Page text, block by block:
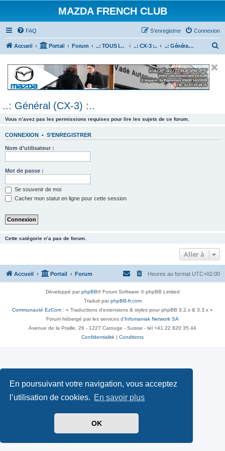
En poursuivant votre navigation, vous acceptez
l’utilisation de cookies. En savoir plus
OK
MAZDA FRENCH CLUB
FAQ Connexion
S’enregistrer
Accueil Portail Forum ..: TOUS les Véhicules MAZDA :.. ..: CX-3 :.. ..: Général (CX-3) :..
e
..: Général (CX-3) :..
Vous n’avez pas les permissions requises pour lire les sujets de ce forum.
CONNEXION • S’ENREGISTRER
Nom d’utilisateur :
Mot de passe :
Se souvenir de moi
Cacher mon statut en ligne pour cette session
Cette catégorie n’a pas de forum.
Aller à
Accueil Portail Forum Heures au format UTC+02:00
Développé parphpBB® Forum Software © phpBB Limited
Traduit parphpBB-fr.com
Communauté EzCom : « Traductions d'extensions & styles pour phpBB 3.2.x & 3.3.x »
Forum hébergé par les services d’ Infomaniak Network SA
Avenue de la Praille, 26 - 1227 Carouge - Suisse - tél +41 22 820 35 44
Confidentialité
Conditions